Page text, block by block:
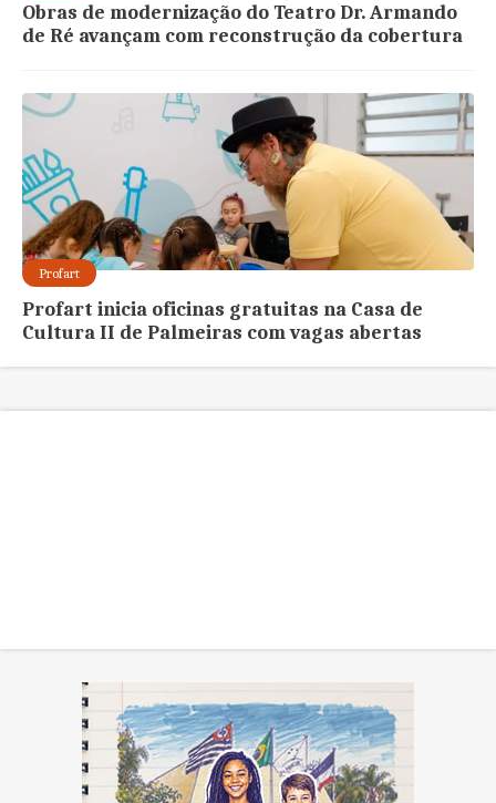
Obras de modernização do Teatro Dr. Armando
de Ré avançam com reconstrução da cobertura
Profart
Profart inicia oficinas gratuitas na Casa de
Cultura II de Palmeiras com vagas abertas